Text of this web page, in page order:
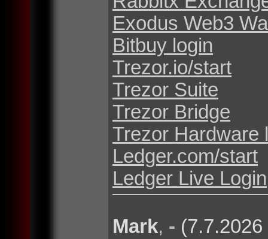
Exodus Web3
Bitbuy login
Trezor.io/start
Trezor Suite
Trezor Bridge
Trezor Hardware
Ledger.com/start
Ledger Live Login
Mark, -